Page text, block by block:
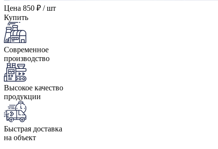
Цена 850 ₽ / шт
Купить
Современное
производство
Высокое качество
продукции
Быстрая доставка
на объект